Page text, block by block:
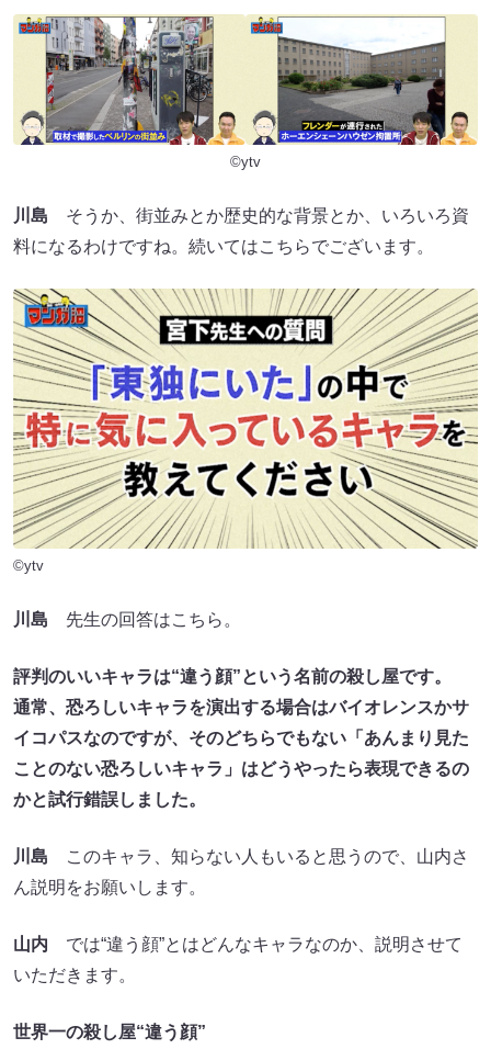
©ytv
川島 そうか、街並みとか歴史的な背景とか、いろいろ資
料になるわけですね。続いてはこちらでございます。
©ytv
川島 先生の回答はこちら。
評判のいいキャラは“違う顔”という名前の殺し屋です。
通常、恐ろしいキャラを演出する場合はバイオレンスかサ
イコパスなのですが、そのどちらでもない「あんまり見た
ことのない恐ろしいキャラ」はどうやったら表現できるの
かと試行錯誤しました。
川島 このキャラ、知らない人もいると思うので、山内さ
ん説明をお願いします。
山内 では“違う顔”とはどんなキャラなのか、説明させて
いただきます。
世界一の殺し屋“違う顔”